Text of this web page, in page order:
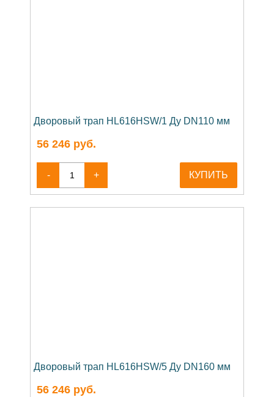
Дворовый трап HL616HSW/1 Ду DN110 мм
56 246 руб.
- + КУПИТЬ
Дворовый трап HL616HSW/5 Ду DN160 мм
56 246 руб.